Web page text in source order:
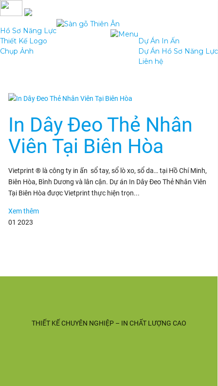
Hồ Sơ Năng Lực
Thiết Kế Logo
Chụp Ảnh
Dự Án In Ấn
Dự Án Hồ Sơ Năng Lực
Liên hệ
In Dây Đeo Thẻ Nhân
Viên Tại Biên Hòa
Vietprint ® là công ty in ấn sổ tay, sổ lò xo, sổ da… tại Hồ Chí Minh,
Biên Hòa, Bình Dương và lân cận. Dự án In Dây Đeo Thẻ Nhân Viên
Tại Biên Hòa được Vietprint thực hiện trọn...
Xem thêm
01 2023
THIẾT KẾ CHUYÊN NGHIỆP – IN CHẤT LƯỢNG CAO